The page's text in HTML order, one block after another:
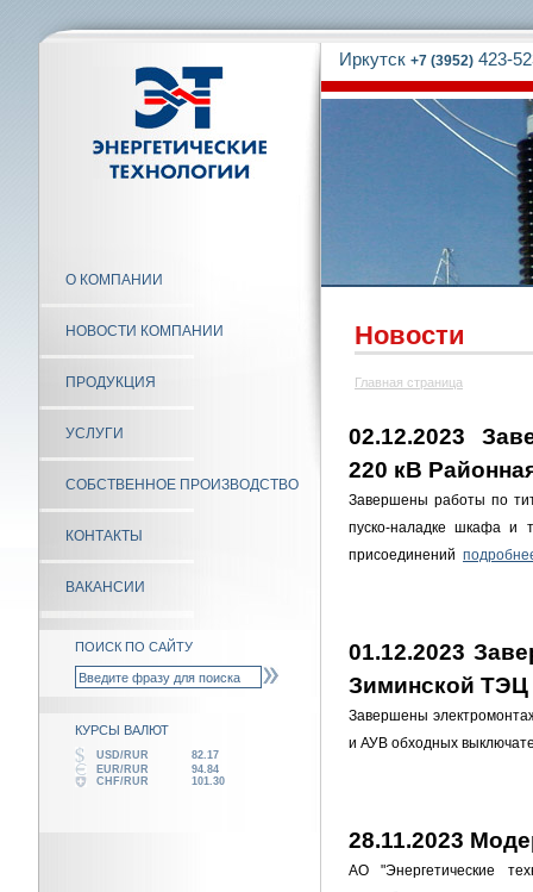
О КОМПАНИИ
НОВОСТИ КОМПАНИИ
ПРОДУКЦИЯ
УСЛУГИ
СОБСТВЕННОЕ ПРОИЗВОДСТВО
КОНТАКТЫ
ВАКАНСИИ
ПОИСК ПО САЙТУ
КУРСЫ ВАЛЮТ
USD/RUR
82.17
EUR/RUR
94.84
CHF/RUR
101.30
Иркутск +7 (3952) 423-
Новости
Главная страница
02.12.2023
220 кВ
Завершены работы по
пуско-наладке шкафа и
присоединений
01.12.2023
Зиминской ТЭЦ
Завершены
и АУВ обходных
28.11.2023
АО "Энергетические